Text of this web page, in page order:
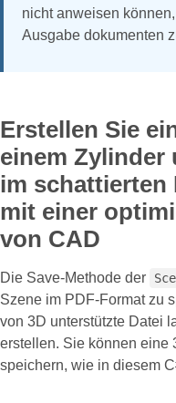
nicht anweisen
Ausgabe dokumenten
Erstellen Sie
einem Zylinder
im
mit einer
von CAD
Die Save-Methode der
Szene im PDF-Format zu
von 3D unterstützte Datei
erstellen. Sie können eine
speichern, wie in diesem